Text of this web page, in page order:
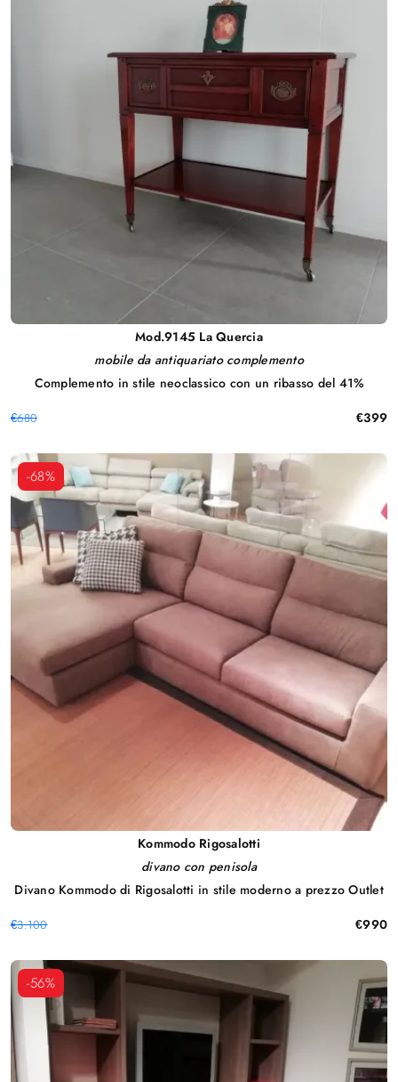
Mod.9145 La Quercia
mobile da antiquariato complemento
Complemento in stile neoclassico con un ribasso del 41%
€680 €399
-68%
Kommodo Rigosalotti
divano con penisola
Divano Kommodo di Rigosalotti in stile moderno a prezzo Outlet
€3.100 €990
-56%